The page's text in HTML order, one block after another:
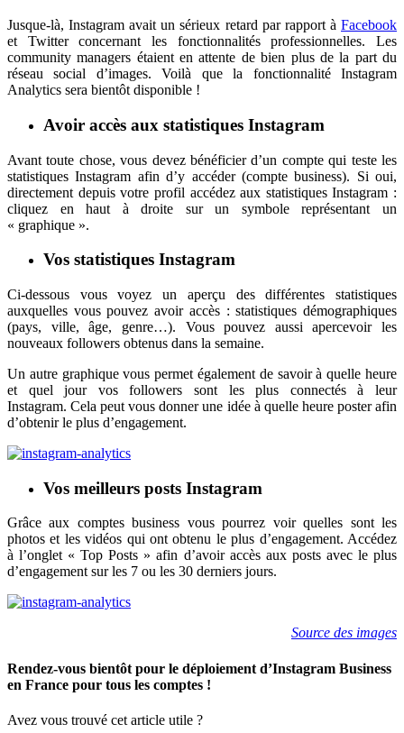
Jusque-là, Instagram avait un sérieux retard par rapport à Facebook
et Twitter concernant les fonctionnalités professionnelles. Les
community managers étaient en attente de bien plus de la part du
réseau social d’images. Voilà que la fonctionnalité Instagram
Analytics sera bientôt disponible !
Avoir accès aux statistiques Instagram
Avant toute chose, vous devez bénéficier d’un compte qui teste les
statistiques Instagram afin d’y accéder (compte business). Si oui,
directement depuis votre profil accédez aux statistiques Instagram :
cliquez en haut à droite sur un symbole représentant un
« graphique ».
Vos statistiques Instagram
Ci-dessous vous voyez un aperçu des différentes statistiques
auxquelles vous pouvez avoir accès : statistiques démographiques
(pays, ville, âge, genre…). Vous pouvez aussi apercevoir les
nouveaux followers obtenus dans la semaine.
Un autre graphique vous permet également de savoir à quelle heure
et quel jour vos followers sont les plus connectés à leur
Instagram. Cela peut vous donner une idée à quelle heure poster afin
d’obtenir le plus d’engagement.
Vos meilleurs posts Instagram
Grâce aux comptes business vous pourrez voir quelles sont les
photos et les vidéos qui ont obtenu le plus d’engagement. Accédez
à l’onglet « Top Posts » afin d’avoir accès aux posts avec le plus
d’engagement sur les 7 ou les 30 derniers jours.
Source des images
Rendez-vous bientôt pour le déploiement d’Instagram Business
en France pour tous les comptes !
Avez vous trouvé cet article utile ?